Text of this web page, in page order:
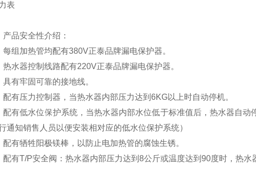
表
产品安全性介绍 ：
每组加热管均配有380V正泰品牌漏电保护器。
热水器控制线路配有220V正泰品牌漏电保护器。
具有牢固可靠的接地线。
配有压力控制器，当热水器内部压力达到 6KG以上时自动停机。
配有低水位保护系统， 当热水器内部水位低于标准值后，热水器自
通知销售人员以便安装相对应的低水位保护系统）
配有牺牲阳极镁棒，以防止电加热管的腐蚀生锈。
配有T/P安全阀：热水器内部压力达到8公斤或温度达到90度时，热水